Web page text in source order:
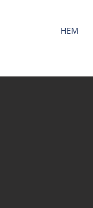
HEM